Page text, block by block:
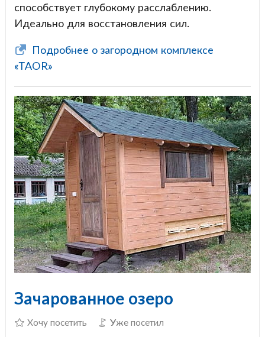
способствует глубокому расслаблению.
Идеально для восстановления сил.
Подробнее о загородном комплексе
«TAOR»
Зачарованное озеро
Хочу посетить Уже посетил